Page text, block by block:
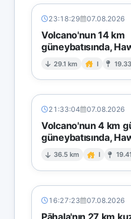
23:18:29 07.08.2026
Volcano'nun 14 km
güneybatısında,
29.1 km I
21:33:04 07.08.2026
Volcano'nun 4 km
güneybatısında,
36.5 km I
16:27:23 07.08.2026
Pāhala'nın 27 km